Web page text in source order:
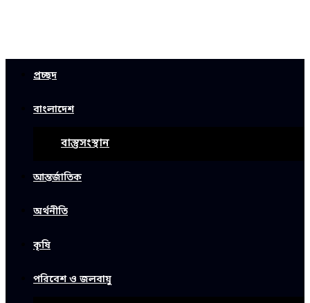
প্রচ্ছদ
বাংলাদেশ
বাস্তুসংস্থান
আন্তর্জাতিক
অর্থনীতি
কৃষি
পরিবেশ ও জলবায়ু